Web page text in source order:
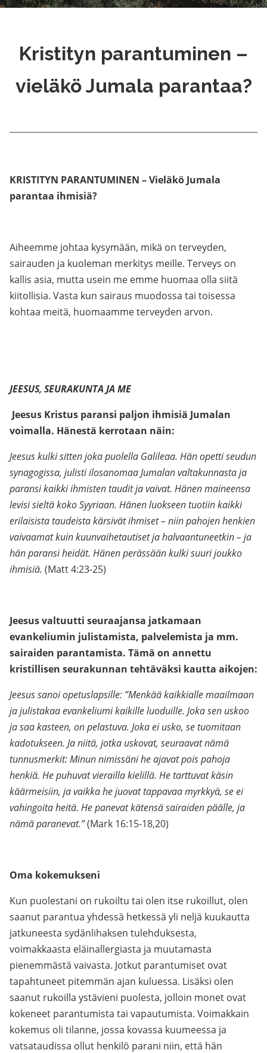
Kristityn parantuminen –
vieläkö Jumala parantaa?
KRISTITYN PARANTUMINEN – Vieläkö Jumala
parantaa ihmisiä?
Aiheemme johtaa kysymään, mikä on terveyden,
sairauden ja kuoleman merkitys meille. Terveys on
kallis asia, mutta usein me emme huomaa olla siitä
kiitollisia. Vasta kun sairaus muodossa tai toisessa
kohtaa meitä, huomaamme terveyden arvon.
JEESUS, SEURAKUNTA JA ME
Jeesus Kristus paransi paljon ihmisiä Jumalan
voimalla. Hänestä kerrotaan näin:
Jeesus kulki sitten joka puolella Galileaa. Hän opetti seudun
synagogissa, julisti ilosanomaa Jumalan valtakunnasta ja
paransi kaikki ihmisten taudit ja vaivat. Hänen maineensa
levisi sieltä koko Syyriaan. Hänen luokseen tuotiin kaikki
erilaisista taudeista kärsivät ihmiset – niin pahojen henkien
vaivaamat kuin kuunvaihetautiset ja halvaantuneetkin – ja
hän paransi heidät. Hänen perässään kulki suuri joukko
ihmisiä. (Matt 4:23-25)
Jeesus valtuutti seuraajansa jatkamaan
evankeliumin julistamista, palvelemista ja mm.
sairaiden parantamista. Tämä on annettu
kristillisen seurakunnan tehtäväksi kautta aikojen:
Jeesus sanoi opetuslapsille: ”Menkää kaikkialle maailmaan
ja julistakaa evankeliumi kaikille luoduille. Joka sen uskoo
ja saa kasteen, on pelastuva. Joka ei usko, se tuomitaan
kadotukseen. Ja niitä, jotka uskovat, seuraavat nämä
tunnusmerkit: Minun nimissäni he ajavat pois pahoja
henkiä. He puhuvat vierailla kielillä. He tarttuvat käsin
käärmeisiin, ja vaikka he juovat tappavaa myrkkyä, se ei
vahingoita heitä. He panevat kätensä sairaiden päälle, ja
nämä paranevat.”(Mark 16:15-18,20)
Oma kokemukseni
Kun puolestani on rukoiltu tai olen itse rukoillut, olen
saanut parantua yhdessä hetkessä yli neljä kuukautta
jatkuneesta sydänlihaksen tulehduksesta,
voimakkaasta eläinallergiasta ja muutamasta
pienemmästä vaivasta. Jotkut parantumiset ovat
tapahtuneet pitemmän ajan kuluessa. Lisäksi olen
saanut rukoilla ystävieni puolesta, jolloin monet ovat
kokeneet parantumista tai vapautumista. Voimakkain
kokemus oli tilanne, jossa kovassa kuumeessa ja
vatsataudissa ollut henkilö parani niin, että hän